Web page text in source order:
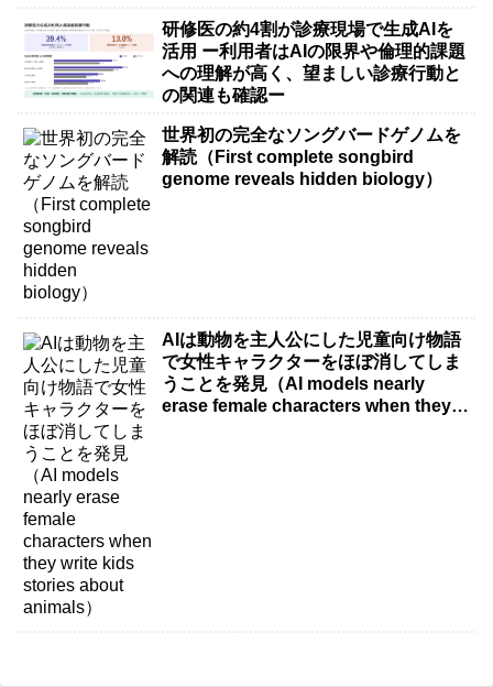
研修医の約4割が診療現場で生成AIを
活用 ー利用者はAIの限界や倫理的課題
への理解が高く、望ましい診療行動と
の関連も確認ー
世界初の完全なソングバードゲノムを
解読（First complete songbird
genome reveals hidden biology）
AIは動物を主人公にした児童向け物語
で女性キャラクターをほぼ消してしま
うことを発見（AI models nearly
erase female characters when they